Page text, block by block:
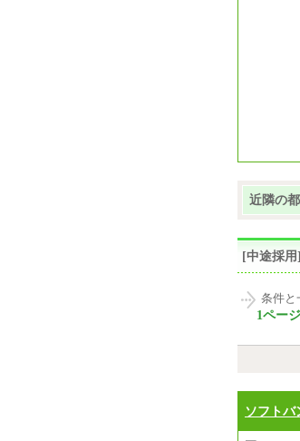
近隣の
[中途採
条件と
1ペー
ソフトバ